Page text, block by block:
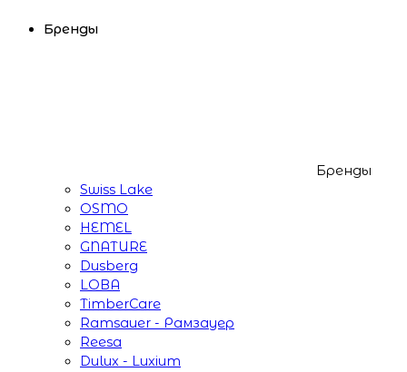
Бренды
Бренды
Swiss Lake
OSMO
HEMEL
GNATURE
Dusberg
LOBA
TimberCare
Ramsauer - Рамзауер
Reesa
Dulux - Luxium